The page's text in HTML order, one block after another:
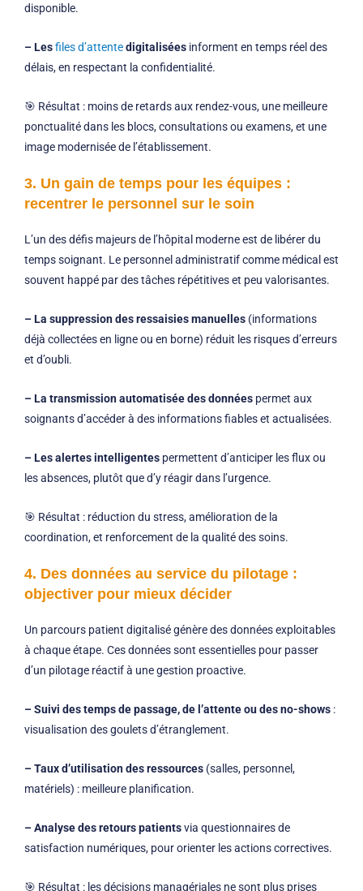
disponible.
– Lesfiles d’attentedigitalisées informent en temps réel des
délais, en respectant la confidentialité.
🎯 Résultat : moins de retards aux rendez-vous, une meilleure
ponctualité dans les blocs, consultations ou examens, et une
image modernisée de l’établissement.
3. Un gain de temps pour les équipes :
recentrer le personnel sur le soin
L’un des défis majeurs de l’hôpital moderne est de libérer du
temps soignant. Le personnel administratif comme médical est
souvent happé par des tâches répétitives et peu valorisantes.
– La suppression des ressaisies manuelles (informations
déjà collectées en ligne ou en borne) réduit les risques d’erreurs
et d’oubli.
– La transmission automatisée des données permet aux
soignants d’accéder à des informations fiables et actualisées.
– Les alertes intelligentes permettent d’anticiper les flux ou
les absences, plutôt que d’y réagir dans l’urgence.
🎯 Résultat : réduction du stress, amélioration de la
coordination, et renforcement de la qualité des soins.
4. Des données au service du pilotage :
objectiver pour mieux décider
Un parcours patient digitalisé génère des données exploitables
à chaque étape. Ces données sont essentielles pour passer
d’un pilotage réactif à une gestion proactive.
– Suivi des temps de passage, de l’attente ou des no-shows :
visualisation des goulets d’étranglement.
– Taux d’utilisation des ressources (salles, personnel,
matériels) : meilleure planification.
– Analyse des retours patientsvia questionnaires de
satisfaction numériques, pour orienter les actions correctives.
🎯 Résultat : les décisions managériales ne sont plus prises